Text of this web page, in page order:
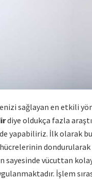
sağlayan en etkili
diye oldukça fazla
yapabiliriz. İlk olarak
sayesinde vücuttan
İşlem